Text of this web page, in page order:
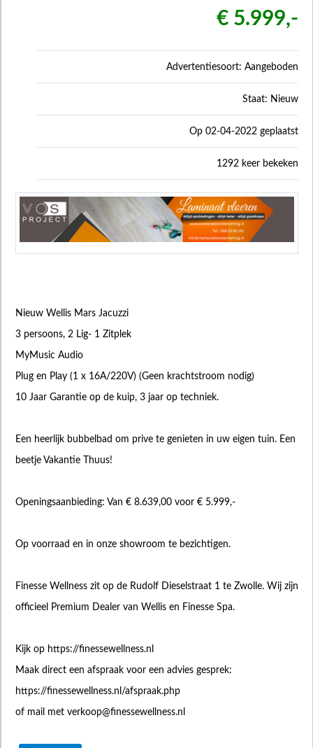
€ 5.999,-
Advertentiesoort: Aangeboden
Staat: Nieuw
Op 02-04-2022 geplaatst
1292 keer bekeken
Nieuw Wellis Mars Jacuzzi
3 persoons, 2 Lig- 1 Zitplek
MyMusic Audio
Plug en Play (1 x 16A/220V) (Geen krachtstroom nodig)
10 Jaar Garantie op de kuip, 3 jaar op techniek.
Een heerlijk bubbelbad om prive te genieten in uw eigen tuin. Een
beetje Vakantie Thuus!
Openingsaanbieding: Van € 8.639,00 voor € 5.999,-
Op voorraad en in onze showroom te bezichtigen.
Finesse Wellness zit op de Rudolf Dieselstraat 1 te Zwolle. Wij zijn
officieel Premium Dealer van Wellis en Finesse Spa.
Kijk op https://finessewellness.nl
Maak direct een afspraak voor een advies gesprek:
https://finessewellness.nl/afspraak.php
of mail met verkoop@finessewellness.nl